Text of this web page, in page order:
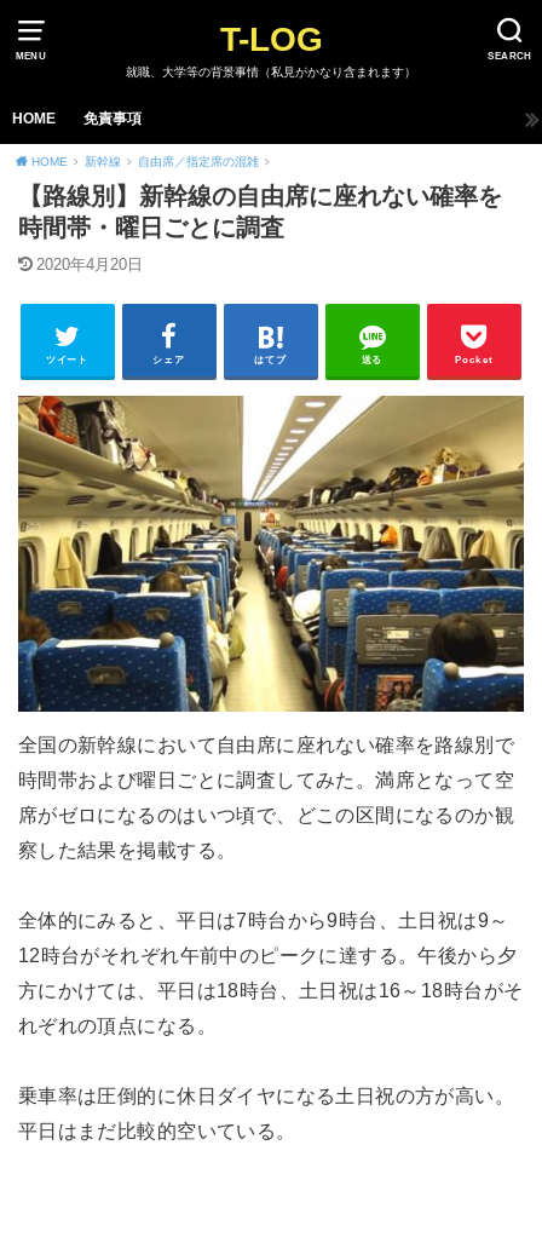
MENU SEARCH
T-LOG
就職、大学等の背景事情（私見がかなり含まれます）
HOME 免責事項
HOME 新幹線 自由席／指定席の混雑
【路線別】新幹線の自由席に座れない確率を
時間帯・曜日ごとに調査
2020年4月20日
ツイート シェア はてブ 送る Pocket
全国の新幹線において自由席に座れない確率を路線別で
時間帯および曜日ごとに調査してみた。満席となって空
席がゼロになるのはいつ頃で、どこの区間になるのか観
察した結果を掲載する。
全体的にみると、平日は7時台から9時台、土日祝は9～
12時台がそれぞれ午前中のピークに達する。午後から夕
方にかけては、平日は18時台、土日祝は16～18時台がそ
れぞれの頂点になる。
乗車率は圧倒的に休日ダイヤになる土日祝の方が高い。
平日はまだ比較的空いている。